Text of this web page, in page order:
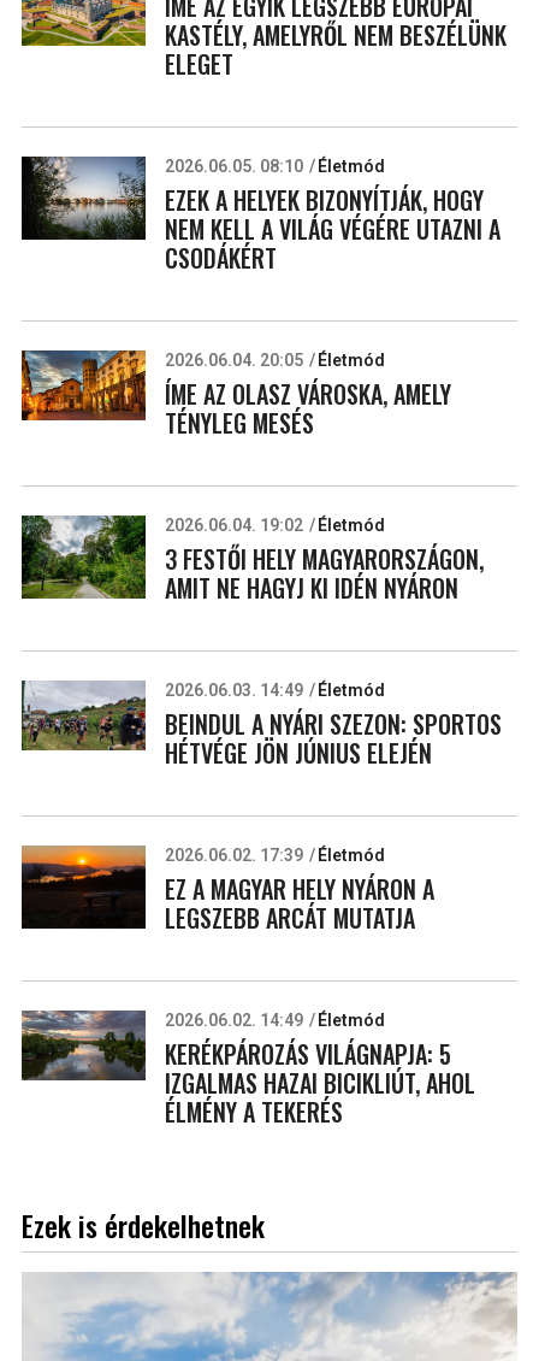
KASTÉLY, AMELYRŐL NEM BESZÉLÜNK
ELEGET
2026.06.05. 08:10 Életmód
EZEK A HELYEK BIZONYÍTJÁK, HOGY
NEM KELL A VILÁG VÉGÉRE UTAZNI A
CSODÁKÉRT
2026.06.04. 20:05 Életmód
ÍME AZ OLASZ VÁROSKA, AMELY
TÉNYLEG MESÉS
2026.06.04. 19:02 Életmód
3 FESTŐI HELY MAGYARORSZÁGON,
AMIT NE HAGYJ KI IDÉN NYÁRON
2026.06.03. 14:49 Életmód
BEINDUL A NYÁRI SZEZON: SPORTOS
HÉTVÉGE JÖN JÚNIUS ELEJÉN
2026.06.02. 17:39 Életmód
EZ A MAGYAR HELY NYÁRON A
LEGSZEBB ARCÁT MUTATJA
2026.06.02. 14:49 Életmód
KERÉKPÁROZÁS VILÁGNAPJA: 5
IZGALMAS HAZAI BICIKLIÚT, AHOL
ÉLMÉNY A TEKERÉS
Ezek is érdekelhetnek